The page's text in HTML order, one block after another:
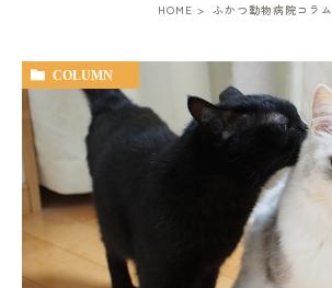
アクセス
糸島市･福岡市西区で
動物病院を
お探しの際は
お気軽にお問い合わせ
HOME ふかつ動物病院コラム
COLUMN